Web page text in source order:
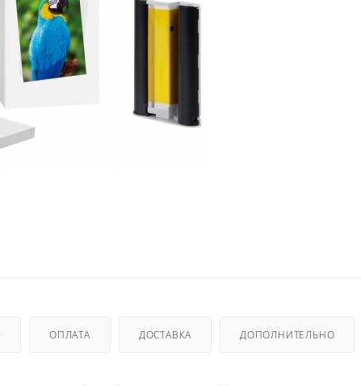
ОПЛАТА ДОСТАВКА ДОПОЛНИТЕЛЬНО